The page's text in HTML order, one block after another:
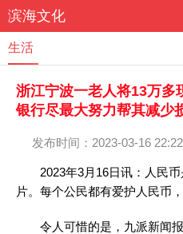
滨海文化
生活
浙江宁波一老人将13万多
银行尽最大努力帮其减少
发布时间：2023-03-16 22:22
2023年3月16日讯：人民币
片。每个公民都有爱护人民币
令人可惜的是，九派新闻报